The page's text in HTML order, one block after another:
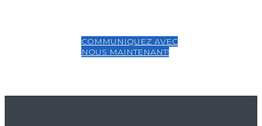
COMMUNIQUEZ AVEC
NOUS MAINTENANT!